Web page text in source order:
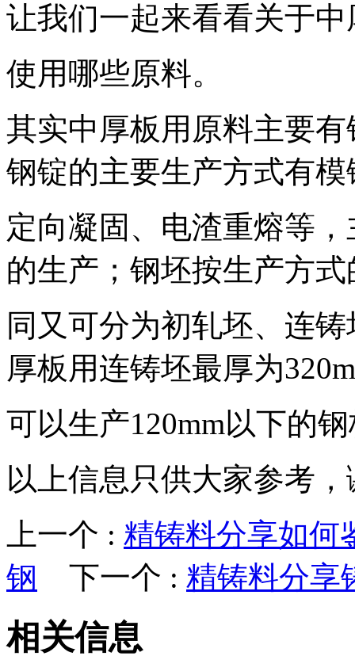
让我们一起来看看关于中
使用哪些原料。
其实中厚板用原料主要
钢锭的主要生产方式有模
定向凝固、电渣重熔等
的生产；钢坯按生产方式
同又可分为初轧坯、连
厚板用连铸坯最厚为
可以生产120mm以下的
以上信息只供大家参考
上一个 : 精铸料分享如何
钢 下一个 : 精铸料分享
相关信息